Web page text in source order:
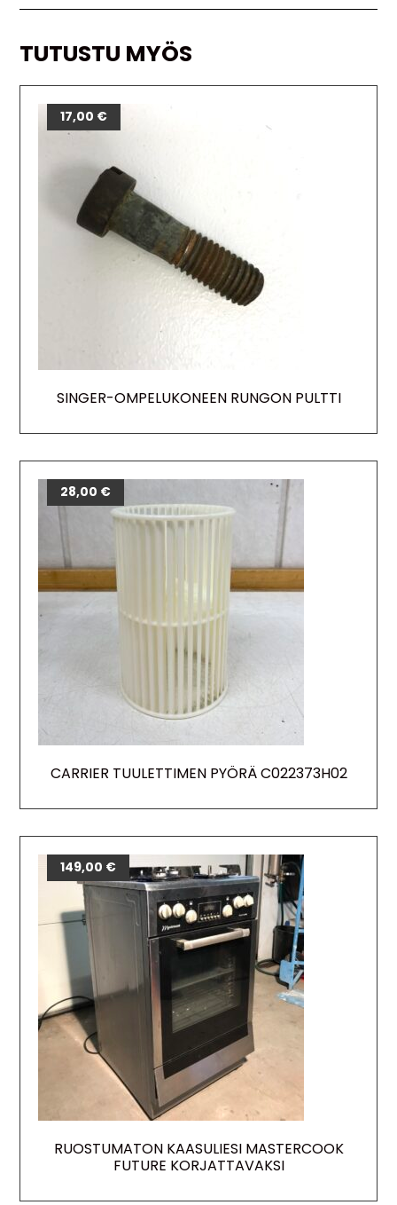
TUTUSTU MYÖS
SINGER-OMPELUKONEEN RUNGON PULTTI
17,00 €
CARRIER TUULETTIMEN PYÖRÄ C022373H02
28,00 €
RUOSTUMATON KAASULIESI MASTERCOOK
FUTURE KORJATTAVAKSI
149,00 €